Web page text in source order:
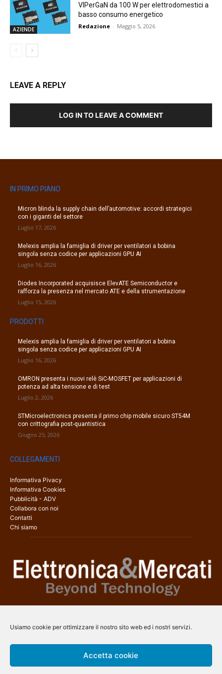
Usiamo cookie per ottimizzare il nostro sito web ed i nostri servizi.
Accetta cookie
AZIENDE
VIPerGaN da 100 W per elettrodomestici a
basso consumo energetico
Redazione - Maggio 5, 2026
LEAVE A REPLY
LOG IN TO LEAVE A COMMENT
IN PRIMO PIANO
Micron blinda la supply chain dell’automotive: accordi strategici
con i giganti del settore
Luglio 17, 2026
Melexis amplia la famiglia di driver per ventilatori a bobina
singola senza codice per applicazioni GPU AI
Luglio 16, 2026
Diodes Incorporated acquisisce ElevATE Semiconductor e
rafforza la presenza nel mercato ATE e della strumentazione
Luglio 15, 2026
PRODOTTI
Melexis amplia la famiglia di driver per ventilatori a bobina
singola senza codice per applicazioni GPU AI
Luglio 16, 2026
OMRON presenta i nuovi relè SiC-MOSFET per applicazioni di
potenza ad alta tensione e di test
Luglio 2, 2026
STMicroelectronics presenta il primo chip mobile sicuro ST54M
con crittografia post-quantistica
Giugno 25, 2026
COLLEGAMENTI
Informativa Pivacy
Informativa Cookies
Pubblicità - ADV
Collabora con noi
Contatti
Chi siamo
una copertura a 360° che coinvolge tecnologie, prodotti, mercati e
info@arscommunication.it